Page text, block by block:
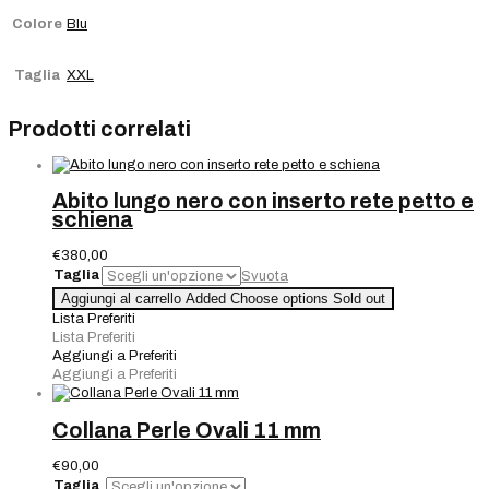
Colore Blu
Taglia XXL
Prodotti correlati
Abito lungo nero con inserto rete petto e
schiena
€380,00
Taglia
Svuota
Abito
lungo
nero
con
inserto
rete
petto
e
schiena
quantità
Aggiungi al carrello Added Choose options Sold out
Lista Preferiti
Lista Preferiti
Aggiungi a Preferiti
Aggiungi a Preferiti
Collana Perle Ovali 11 mm
€90,00
Taglia